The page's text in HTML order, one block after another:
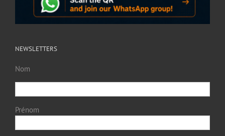
NEWSLETTERS
Nom
Prénom